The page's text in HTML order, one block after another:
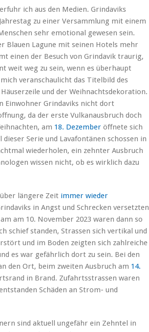
ich aus den Medien. Grindaviks
zu einer Versammlung mit einem
sehr emotional gewesen sein.
Blauen Lagune mit seinen Hotels mehr
einen der Besuch von Grindavik traurig,
weit weg zu sein, wenn es überhaupt
veranschaulicht das Titelbild des
und der Weihnachtsdekoration.
Einwohner Grindaviks nicht dort
da der erste Vulkanausbruch doch
am 18. Dezember öffnete sich
Serie und Lavafontänen schossen in
wiederholen, ein zehnter Ausbruch
wissen nicht, ob es wirklich dazu
längere Zeit immer wieder
in Angst und Schrecken versetzten
am 10. November 2023 waren dann so
schief standen, Strassen sich vertikal und
und im Boden zeigten sich zahlreiche
es war gefährlich dort zu sein. Bei den
den Ort, beim zweiten Ausbruch am 14.
in Brand. Zufahrtsstrassen waren
Schäden an Strom- und
sind aktuell ungefähr ein Zehntel in